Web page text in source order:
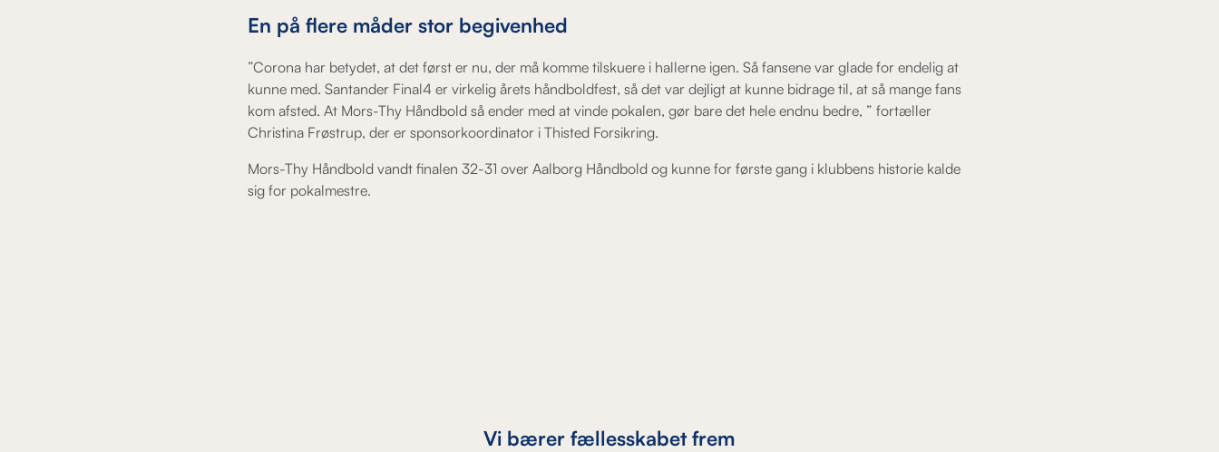
En på flere måder stor begivenhed
”Corona har betydet, at det først er nu, der må komme tilskuere i hallerne igen. Så fansene var glade for endelig at
kunne med. Santander Final4 er virkelig årets håndboldfest, så det var dejligt at kunne bidrage til, at så mange fans
kom afsted. At Mors-Thy Håndbold så ender med at vinde pokalen, gør bare det hele endnu bedre, ” fortæller
Christina Frøstrup, der er sponsorkoordinator i Thisted Forsikring.
Mors-Thy Håndbold vandt finalen 32-31 over Aalborg Håndbold og kunne for første gang i klubbens historie kalde
sig for pokalmestre.
Vi bærer fællesskabet frem